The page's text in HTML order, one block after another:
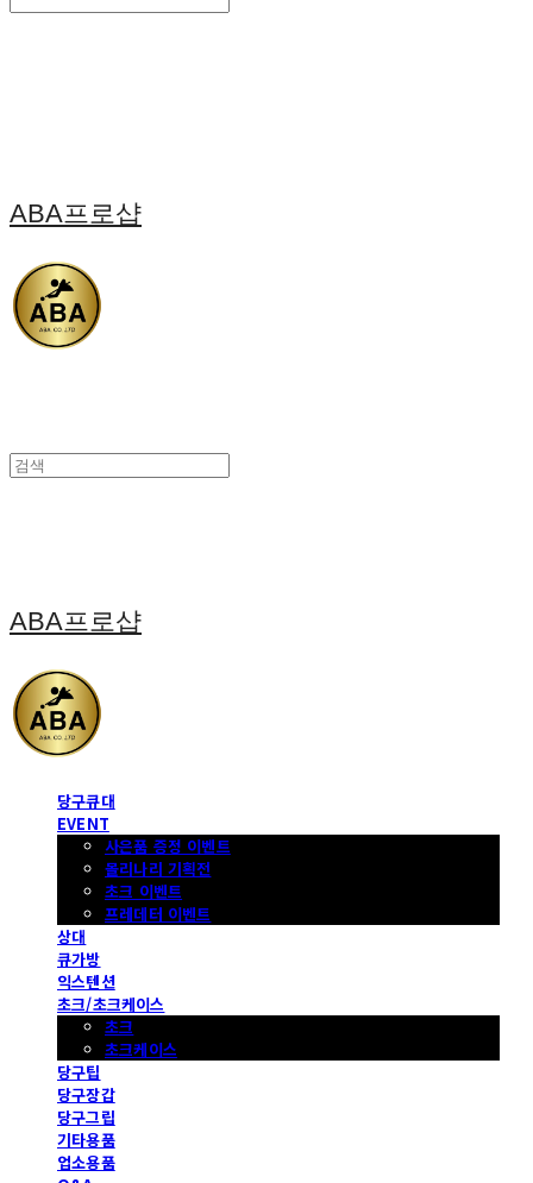
ABA프로샵
ABA프로샵
당구큐대
EVENT
사은품 증정 이벤트
몰리나리 기획전
초크 이벤트
프레데터 이벤트
상대
큐가방
익스텐션
초크/초크케이스
초크
초크케이스
당구팁
당구장갑
당구그립
기타용품
업소용품